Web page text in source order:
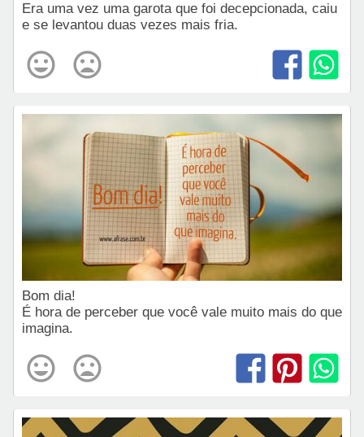
Era uma vez uma garota que foi decepcionada, caiu
e se levantou duas vezes mais fria.
Bom dia!
É hora de perceber que você vale muito mais do que
imagina.